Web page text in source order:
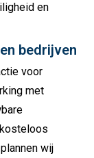
en
bedrijven
voor
met
wij